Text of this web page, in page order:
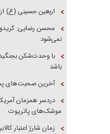
اربعین حسینی (ع)
محسن رضایی:
نمی‌شود
با وحدت‌شکن بجنگید
باشد
آخرین صحبت‌های
دردسر همزمان
موشک‌های پاتریوت
زمان شارژ اعتبار